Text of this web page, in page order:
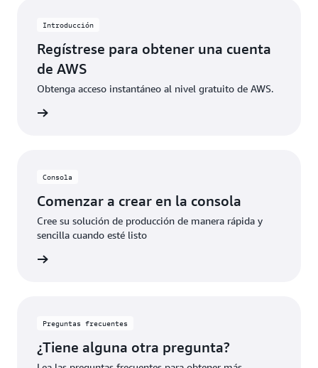
límites de uso gratuito o acceden a características no
automáticamente para cubrir los costos adicionales.
Introducción
Regístrese para obtener una cuenta
de AWS
Obtenga acceso instantáneo al nivel gratuito de AWS.
Consola
Comenzar a crear en la consola
Cree su solución de producción de manera rápida y
sencilla cuando esté listo
Preguntas frecuentes
¿Tiene alguna otra pregunta?